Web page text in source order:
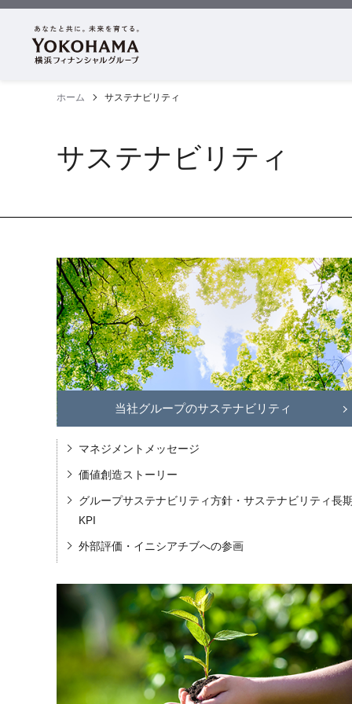
ホーム サステナビリティ
サステナビリティ
当社グループのサステナビリティ
マネジメントメッセージ
価値創造ストーリー
グループサステナビリティ方針・サステナビリティ長
KPI
外部評価・イニシアチブへの参画